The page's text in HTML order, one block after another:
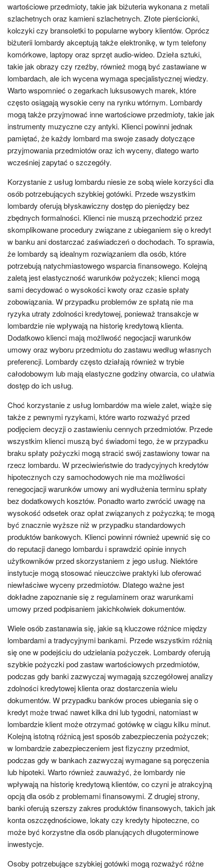
wartościowe przedmioty, takie jak biżuteria wykonana z metali
szlachetnych oraz kamieni szlachetnych. Złote pierścionki,
kolczyki czy bransoletki to popularne wybory klientów. Oprócz
biżuterii lombardy akceptują także elektronikę, w tym telefony
komórkowe, laptopy oraz sprzęt audio-wideo. Dzieła sztuki,
takie jak obrazy czy rzeźby, również mogą być zastawiane w
lombardach, ale ich wycena wymaga specjalistycznej wiedzy.
Warto wspomnieć o zegarkach luksusowych marek, które
często osiągają wysokie ceny na rynku wtórnym. Lombardy
mogą także przyjmować inne wartościowe przedmioty, takie jak
instrumenty muzyczne czy antyki. Klienci powinni jednak
pamiętać, że każdy lombard ma swoje zasady dotyczące
przyjmowania przedmiotów oraz ich wyceny, dlatego warto
wcześniej zapytać o szczegóły.
Korzystanie z usług lombardu niesie ze sobą wiele korzyści dla
osób potrzebujących szybkiej gotówki. Przede wszystkim
lombardy oferują błyskawiczny dostęp do pieniędzy bez
zbędnych formalności. Klienci nie muszą przechodzić przez
skomplikowane procedury związane z ubieganiem się o kredyt
w banku ani dostarczać zaświadczeń o dochodach. To sprawia,
że lombardy są idealnym rozwiązaniem dla osób, które
potrzebują natychmiastowego wsparcia finansowego. Kolejną
zaletą jest elastyczność warunków pożyczek; klienci mogą
sami decydować o wysokości kwoty oraz czasie spłaty
zobowiązania. W przypadku problemów ze spłatą nie ma
ryzyka utraty zdolności kredytowej, ponieważ transakcje w
lombardzie nie wpływają na historię kredytową klienta.
Dodatkowo klienci mają możliwość negocjacji warunków
umowy oraz wyboru przedmiotu do zastawu według własnych
preferencji. Lombardy często działają również w trybie
całodobowym lub mają elastyczne godziny otwarcia, co ułatwia
dostęp do ich usług.
Choć korzystanie z usług lombardów ma wiele zalet, wiąże się
także z pewnymi ryzykami, które warto rozważyć przed
podjęciem decyzji o zastawieniu cennych przedmiotów. Przede
wszystkim klienci muszą być świadomi tego, że w przypadku
braku spłaty pożyczki mogą stracić swój zastawiony towar na
rzecz lombardu. W przeciwieństwie do tradycyjnych kredytów
hipotecznych czy samochodowych nie ma możliwości
renegocjacji warunków umowy ani wydłużenia terminu spłaty
bez dodatkowych kosztów. Ponadto warto zwrócić uwagę na
wysokość odsetek oraz opłat związanych z pożyczką; te mogą
być znacznie wyższe niż w przypadku standardowych
produktów bankowych. Klienci powinni również upewnić się co
do reputacji danego lombardu i sprawdzić opinie innych
użytkowników przed skorzystaniem z jego usług. Niektóre
instytucje mogą stosować nieuczciwe praktyki lub oferować
niewłaściwe wyceny przedmiotów. Dlatego ważne jest
dokładne zapoznanie się z regulaminem oraz warunkami
umowy przed podpisaniem jakichkolwiek dokumentów.
Wiele osób zastanawia się, jakie są kluczowe różnice między
lombardami a tradycyjnymi bankami. Przede wszystkim różnią
się one w podejściu do udzielania pożyczek. Lombardy oferują
szybkie pożyczki pod zastaw wartościowych przedmiotów,
podczas gdy banki zazwyczaj wymagają szczegółowej analizy
zdolności kredytowej klienta oraz dostarczenia wielu
dokumentów. W przypadku banków proces ubiegania się o
kredyt może trwać nawet kilka dni lub tygodni, natomiast w
lombardzie klient może otrzymać gotówkę w ciągu kilku minut.
Kolejną istotną różnicą jest sposób zabezpieczenia pożyczek;
w lombardzie zabezpieczeniem jest fizyczny przedmiot,
podczas gdy w bankach zazwyczaj wymagane są poręczenia
lub hipoteki. Warto również zauważyć, że lombardy nie
wpływają na historię kredytową klientów, co czyni je atrakcyjną
opcją dla osób z problemami finansowymi. Z drugiej strony,
banki oferują szerszy zakres produktów finansowych, takich jak
konta oszczędnościowe, lokaty czy kredyty hipoteczne, co
może być korzystne dla osób planujących długoterminowe
inwestycje.
Osoby potrzebujące szybkiej gotówki mogą rozważyć różne